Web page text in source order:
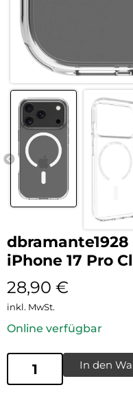
iPhone 17 Pro
28,90 €
inkl. MwSt.
Online verfügbar
In den